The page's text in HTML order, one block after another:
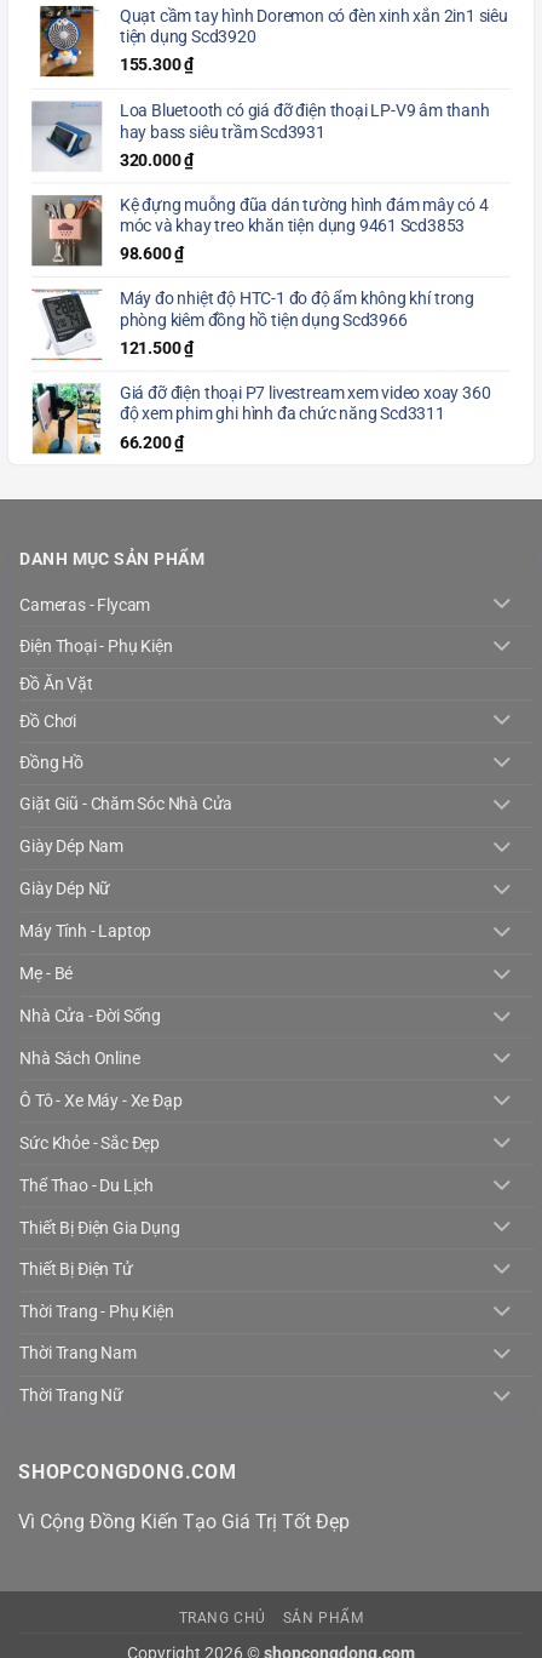
Quạt cầm tay hình Doremon có đèn xinh xắn 2in1 siêu
tiện dụng Scd3920
155.300₫
Loa Bluetooth có giá đỡ điện thoại LP-V9 âm thanh
hay bass siêu trầm Scd3931
320.000₫
Kệ đựng muỗng đũa dán tường hình đám mây có 4
móc và khay treo khăn tiện dụng 9461 Scd3853
98.600₫
Máy đo nhiệt độ HTC-1 đo độ ẩm không khí trong
phòng kiêm đồng hồ tiện dụng Scd3966
121.500₫
Giá đỡ điện thoại P7 livestream xem video xoay 360
độ xem phim ghi hình đa chức năng Scd3311
66.200₫
DANH MỤC SẢN PHẨM
Cameras - Flycam
Điện Thoại - Phụ Kiện
Đồ Ăn Vặt
Đồ Chơi
Đồng Hồ
Giặt Giũ - Chăm Sóc Nhà Cửa
Giày Dép Nam
Giày Dép Nữ
Máy Tính - Laptop
Mẹ - Bé
Nhà Cửa - Đời Sống
Nhà Sách Online
Ô Tô - Xe Máy - Xe Đạp
Sức Khỏe - Sắc Đẹp
Thể Thao - Du Lịch
Thiết Bị Điện Gia Dụng
Thiết Bị Điện Tử
Thời Trang - Phụ Kiện
Thời Trang Nam
Thời Trang Nữ
SHOPCONGDONG.COM
Vì Cộng Đồng Kiến Tạo Giá Trị Tốt Đẹp
TRANG CHỦ SẢN PHẨM
Copyright 2026 ©shopcongdong.com